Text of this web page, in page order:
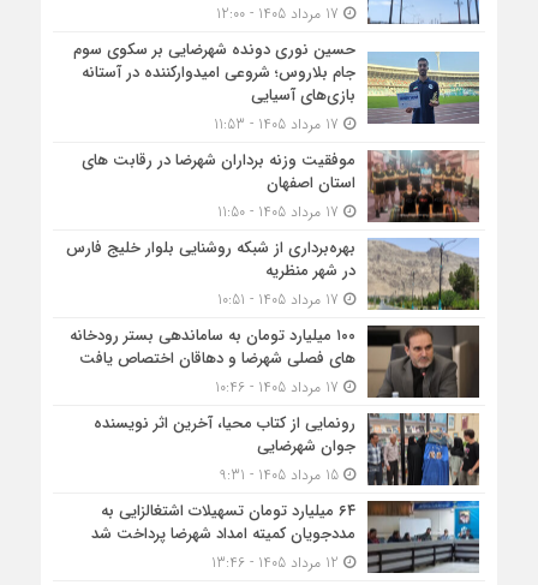
حسین نوری دونده شهرضایی بر سکوی سوم
جام بلاروس؛ شروعی امیدوارکننده در آستانه
بازی‌های آسیایی
موفقیت وزنه برداران شهرضا در رقابت های
استان اصفهان
بهره‌برداری از شبکه روشنایی بلوار خلیج فارس
در شهر منظریه
۱۰۰ میلیارد تومان به ساماندهی بستر رودخانه
های فصلی شهرضا و دهاقان اختصاص یافت
رونمایی از کتاب محیا، آخرین اثر نویسنده
جوان شهرضایی
15 مرداد 1405 - 9:31
۶۴ میلیارد تومان تسهیلات اشتغالزایی به
مددجویان کمیته امداد شهرضا پرداخت شد